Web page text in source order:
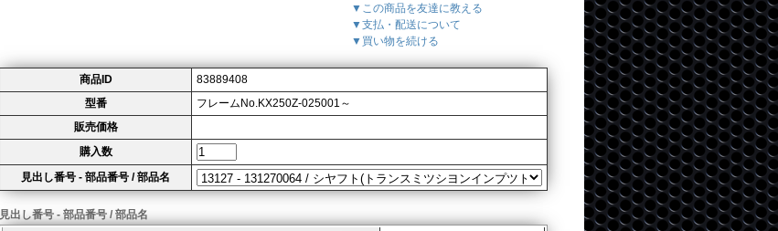
▼この商品を友達に教える
▼支払・配送について
▼買い物を続ける
商品ID
83889408
型番
フレームNo.KX250Z-025001～
販売価格
購入数
見出し番号 - 部品番号 / 部品名
見出し番号 - 部品番号 / 部品名